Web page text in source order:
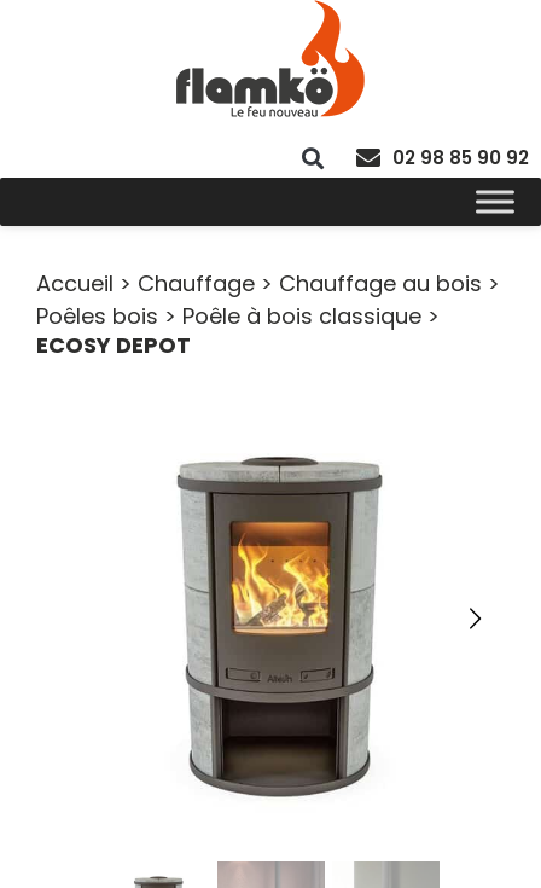
02 98 85 90 92
Accueil > Chauffage > Chauffage au bois >
Poêles bois > Poêle à bois classique >
ECOSY DEPOT